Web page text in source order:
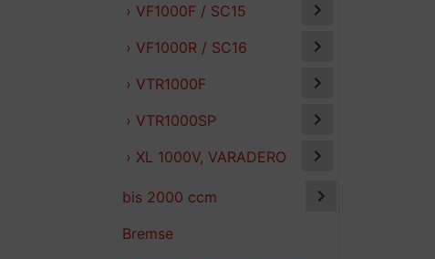
› VF1000F / SC15
› VF1000R / SC16
› VTR1000F
› VTR1000SP
› XL 1000V, VARADERO
bis 2000 ccm
Bremse